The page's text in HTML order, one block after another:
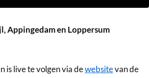
Appingedam en Loppersum
is live te volgen via dewebsitevan de